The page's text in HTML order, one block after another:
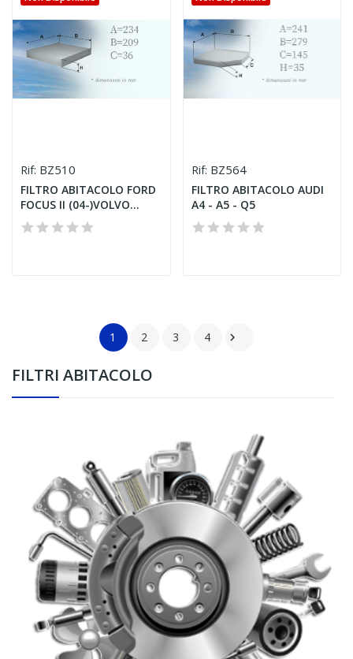
FILTRI ABITACOLO
Rif: BZ510
FILTRO ABITACOLO FORD
FOCUS II (04-)VOLVO...
Rif: BZ564
FILTRO ABITACOLO AUDI
A4 - A5 - Q5
1 2 3 4 